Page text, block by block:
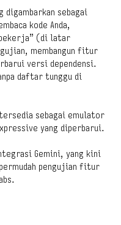
digambarkan sebagai
kode Anda,
bekerja” (di latar
membangun fitur
versi dependensi.
daftar tunggu di
sebagai emulator
yang diperbarui.
Gemini, yang kini
pengujian fitur